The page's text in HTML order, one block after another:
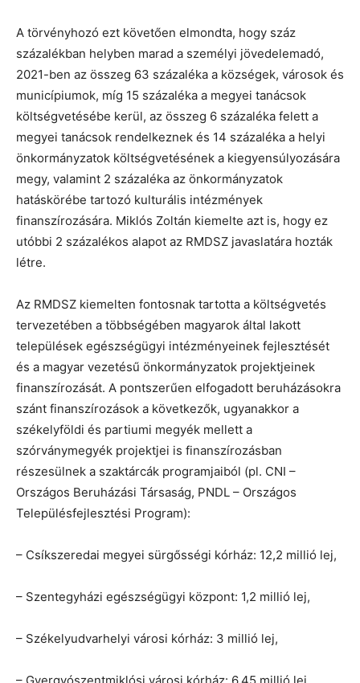
A törvényhozó ezt követően elmondta, hogy száz
százalékban helyben marad a személyi jövedelemadó,
2021-ben az összeg 63 százaléka a községek, városok és
municípiumok, míg 15 százaléka a megyei tanácsok
költségvetésébe kerül, az összeg 6 százaléka felett a
megyei tanácsok rendelkeznek és 14 százaléka a helyi
önkormányzatok költségvetésének a kiegyensúlyozására
megy, valamint 2 százaléka az önkormányzatok
hatáskörébe tartozó kulturális intézmények
finanszírozására. Miklós Zoltán kiemelte azt is, hogy ez
utóbbi 2 százalékos alapot az RMDSZ javaslatára hozták
létre.
Az RMDSZ kiemelten fontosnak tartotta a költségvetés
tervezetében a többségében magyarok által lakott
települések egészségügyi intézményeinek fejlesztését
és a magyar vezetésű önkormányzatok projektjeinek
finanszírozását. A pontszerűen elfogadott beruházásokra
szánt finanszírozások a következők, ugyanakkor a
székelyföldi és partiumi megyék mellett a
szórványmegyék projektjei is finanszírozásban
részesülnek a szaktárcák programjaiból (pl. CNI –
Országos Beruházási Társaság, PNDL – Országos
Településfejlesztési Program):
– Csíkszeredai megyei sürgősségi kórház: 12,2 millió lej,
– Szentegyházi egészségügyi központ: 1,2 millió lej,
– Székelyudvarhelyi városi kórház: 3 millió lej,